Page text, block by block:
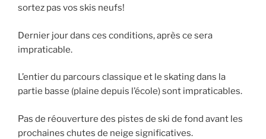
sortez pas vos skis neufs!
Dernier jour dans ces conditions, après ce sera
impraticable.
L’entier du parcours classique et le skating dans la
partie basse (plaine depuis l’école) sont impraticables.
Pas de réouverture des pistes de ski de fond avant les
prochaines chutes de neige significatives.